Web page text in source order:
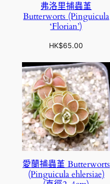
弗洛里捕蟲堇
Butterworts (Pinguicula
‘Florian’)
HK$65.00
愛蘭捕蟲堇 Butterworts
(Pinguicula ehlersiae)